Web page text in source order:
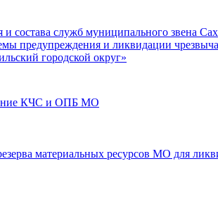
состава служб муниципального звена
предупреждения и ликвидации
городской округ»
КЧС и ОПБ МО
материальных ресурсов МО для